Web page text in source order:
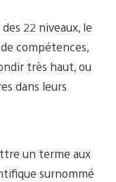
22 niveaux, le
compétences,
très haut, ou
dans leurs
un terme aux
surnommé